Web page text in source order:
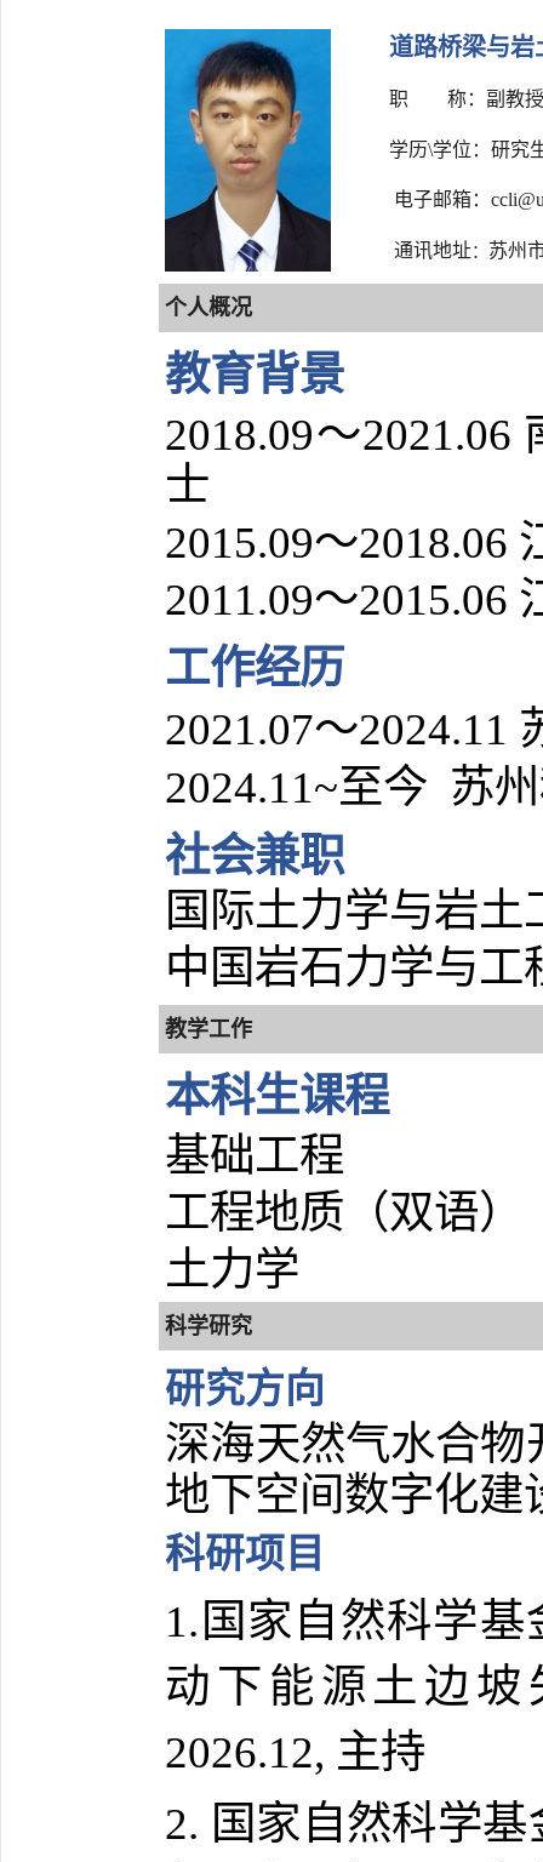
道路桥梁与岩
职 称： 副教
学历\学位 ：研究
电子邮箱：
通讯地址： 苏州
个人概况
教育背景
2018.09～
士
2015.09～2018.06
2011.09～2015.06
工作经历
2021.07～2024.11
2024.11~至今 苏
社会兼职
国际土力学与岩土
中国岩石力学与工
教学工作
本科生课程
基础工程
工程地质（双语）
土力学
科学研究
研究方向
深海天然气水合
地下空间数字化建
科研项目
1.国家自然科学
动下能源土边坡
2026.12, 主持
2. 国家自然科学